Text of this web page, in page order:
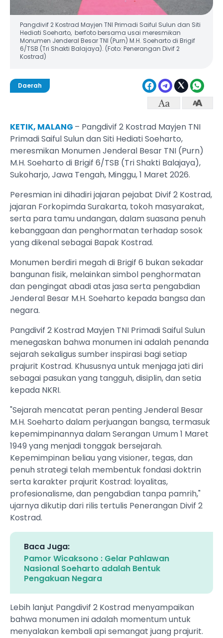
Pangdivif 2 Kostrad Mayjen TNI Primadi Saiful Sulun dan Siti
Hediati Soeharto, berfoto bersama usai meresmikan
Monumen Jenderal Besar TNI (Purn) M.H. Soeharto di Brigif
6/TSB (Tri Shakti Balajaya). (Foto: Penerangan Divif 2
Kostrad)
Daerah
KETIK, MALANG – Pangdivif 2 Kostrad Mayjen TNI
Primadi Saiful Sulun dan Siti Hediati Soeharto,
meresmikan Monumen Jenderal Besar TNI (Purn)
M.H. Soeharto di Brigif 6/TSB (Tri Shakti Balajaya),
Sukoharjo, Jawa Tengah, Minggu, 1 Maret 2026.
Peresmian ini dihadiri jajaran pejabat Divif 2 Kostrad,
jajaran Forkopimda Surakarta, tokoh masyarakat,
serta para tamu undangan, dalam suasana penuh
kebanggaan dan penghormatan terhadap sosok
yang dikenal sebagai Bapak Kostrad.
Monumen berdiri megah di Brigif 6 bukan sekadar
bangunan fisik, melainkan simbol penghormatan
dan pengingat abadi atas jasa serta pengabdian
Jenderal Besar M.H. Soeharto kepada bangsa dan
negara.
Pangdivif 2 Kostrad Mayjen TNI Primadi Saiful Sulun
menegaskan bahwa monumen ini adalah penanda
sejarah sekaligus sumber inspirasi bagi setiap
prajurit Kostrad. Khususnya untuk menjaga jati diri
sebagai pasukan yang tangguh, disiplin, dan setia
kepada NKRI.
"Sejarah mencatat peran penting Jenderal Besar
M.H. Soeharto dalam perjuangan bangsa, termasuk
kepemimpinannya dalam Serangan Umum 1 Maret
1949 yang menjadi tonggak bersejarah.
Kepemimpinan beliau yang visioner, tegas, dan
penuh strategi telah membentuk fondasi doktrin
serta karakter prajurit Kostrad: loyalitas,
profesionalisme, dan pengabdian tanpa pamrih,"
ujarnya dikutip dari rilis tertulis Penerangan Divif 2
Kostrad.
Baca Juga:
Pamor Wicaksono : Gelar Pahlawan
Nasional Soeharto adalah Bentuk
Pengakuan Negara ‎
Lebih lanjut Pangdivif 2 Kostrad menyampaikan
bahwa monumen ini adalah momentum untuk
menyalakan kembali api semangat juang prajurit.